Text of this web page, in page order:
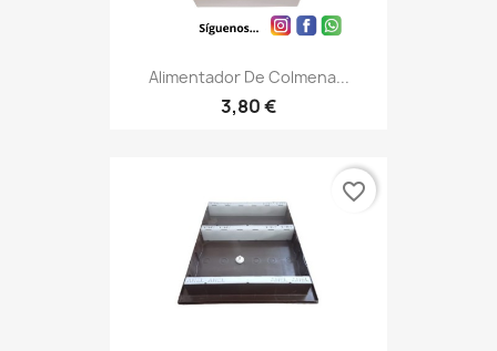
Alimentador De Colmena...
3,80 €
favorite_border